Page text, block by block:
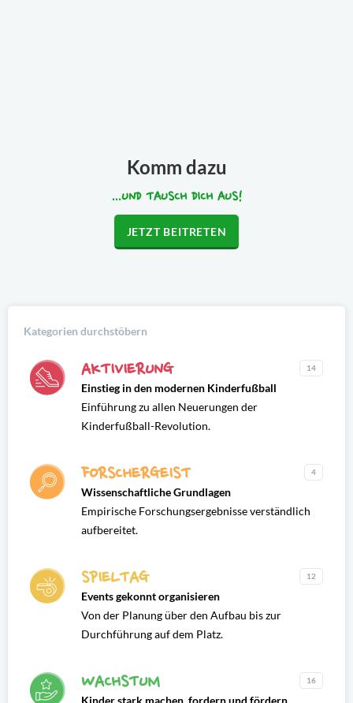
Komm dazu
...UND TAUSCH DICH AUS!
JETZT BEITRETEN
Kategorien durchstöbern
AKTIVIERUNG 14
Einstieg in den modernen Kinderfußball
Einführung zu allen Neuerungen der
Kinderfußball-Revolution.
FORSCHERGEIST 4
Wissenschaftliche Grundlagen
Empirische Forschungsergebnisse verständlich
aufbereitet.
SPIELTAG 12
Events gekonnt organisieren
Von der Planung über den Aufbau bis zur
Durchführung auf dem Platz.
WACHSTUM 16
Kinder stark machen, fordern und fördern